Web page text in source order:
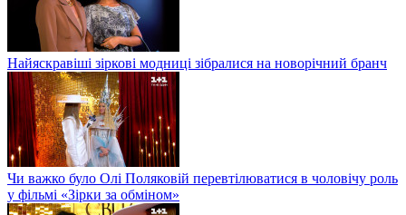
Найяскравіші зіркові модниці зібралися на новорічний бранч
Чи важко було Олі Поляковій перевтілюватися в чоловічу роль
у фільмі «Зірки за обміном»